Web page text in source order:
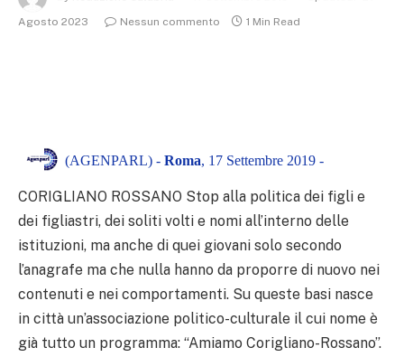
Agosto 2023
Nessun commento 1 Min Read
(AGENPARL) - Roma, 17 Settembre 2019 -
CORIGLIANO ROSSANO Stop alla politica dei figli e
dei figliastri, dei soliti volti e nomi all’interno delle
istituzioni, ma anche di quei giovani solo secondo
l’anagrafe ma che nulla hanno da proporre di nuovo nei
contenuti e nei comportamenti. Su queste basi nasce
in città un’associazione politico-culturale il cui nome è
già tutto un programma: “Amiamo Corigliano-Rossano”.